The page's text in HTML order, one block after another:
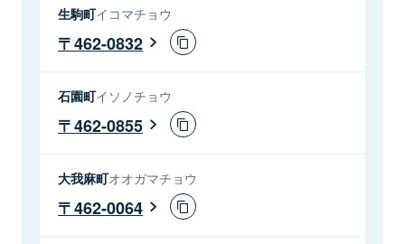
生駒町イコマチョウ
462-0832
石園町イソノチョウ
462-0855
大我麻町オオガマチョウ
462-0064